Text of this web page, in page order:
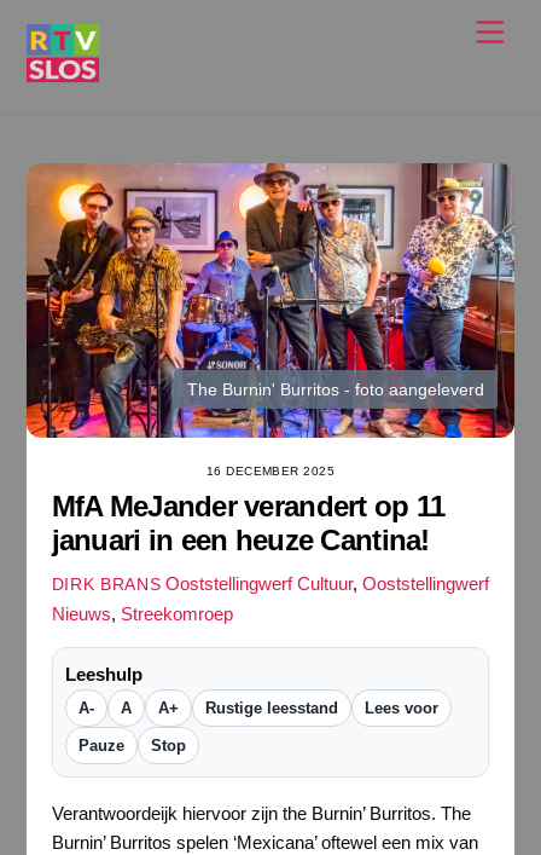
The Burnin' Burritos - foto aangeleverd
16 DECEMBER 2025
MfA MeJander verandert op 11
januari in een heuze Cantina!
DIRK BRANS Ooststellingwerf Cultuur,Ooststellingwerf
Nieuws, Streekomroep
Leeshulp
A- A A+ Rustige leesstand Lees voor
Pauze Stop
Verantwoordeijk hiervoor zijn the Burnin’ Burritos. The
Burnin’ Burritos spelen ‘Mexicana’ oftewel een mix van